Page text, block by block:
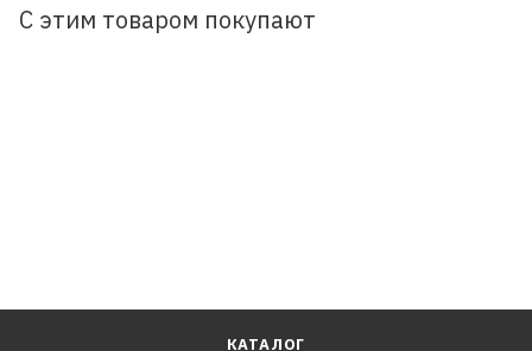
С этим товаром покупают
КАТАЛОГ